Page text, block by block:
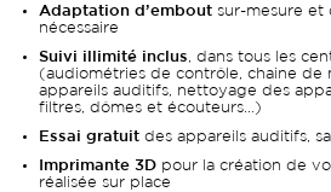
Adaptation d’embout sur-mesure et
nécessaire
Suivi illimité inclus, dans tous les
(audiométries de contrôle, chaine de
appareils auditifs, nettoyage des
filtres, dômes et écouteurs…)
Essai gratuit des appareils auditifs,
Imprimante 3D pour la création de
réalisée sur place